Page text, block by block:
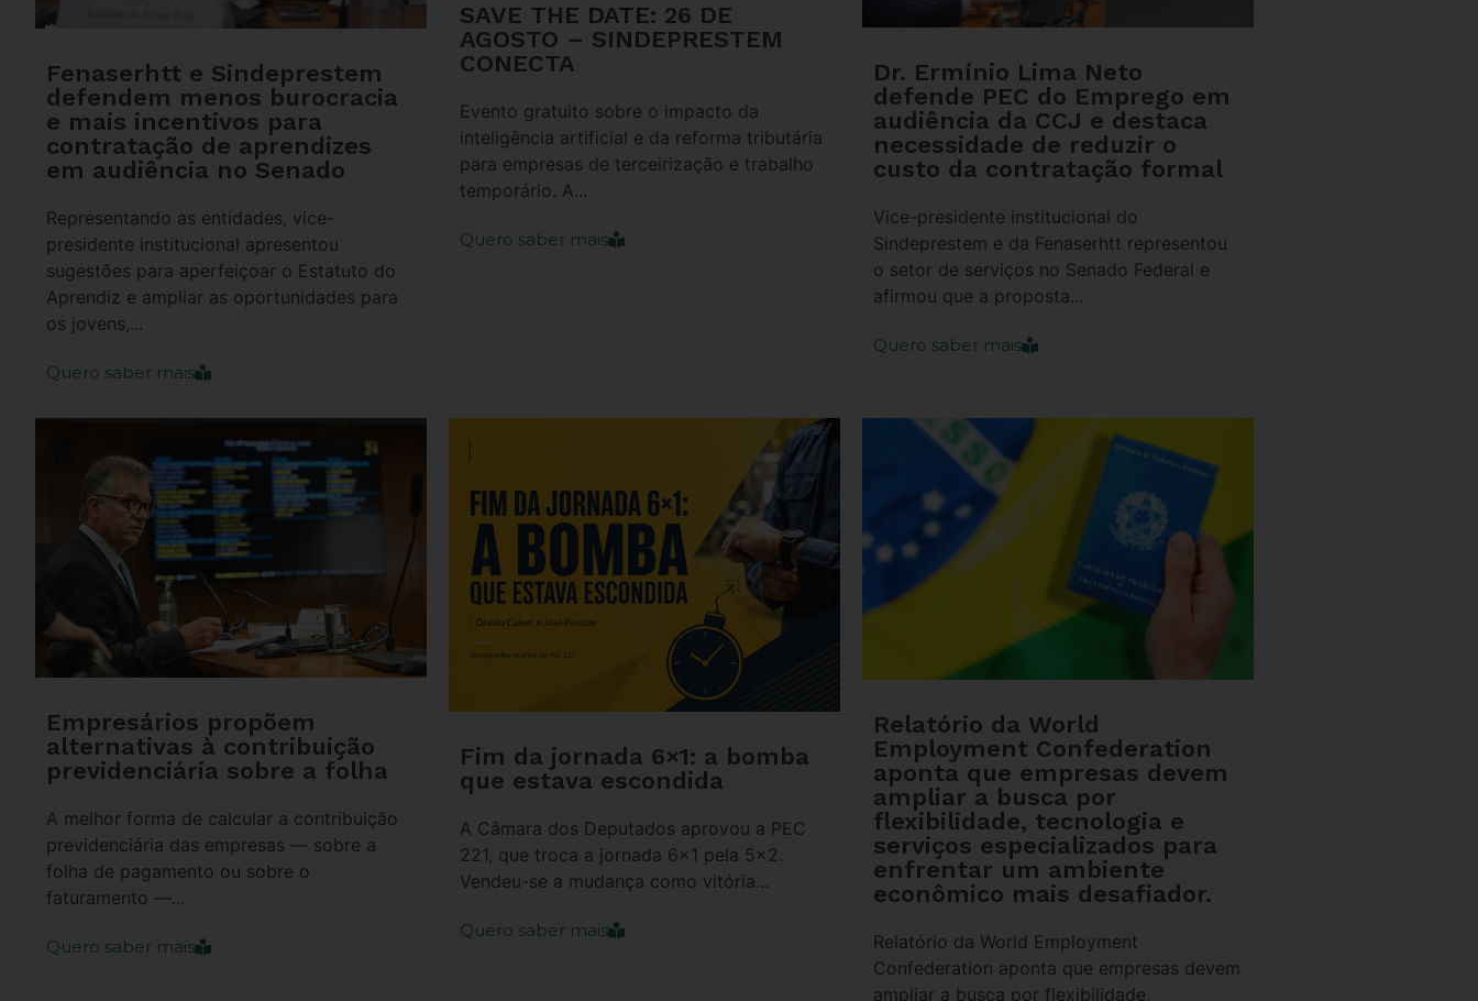
Fenaserhtt e Sindeprestem
defendem menos burocracia
e mais incentivos para
contratação de aprendizes
em audiência no Senado
Representando as entidades, vice-
presidente institucional apresentou
sugestões para aperfeiçoar o Estatuto do
Aprendiz e ampliar as oportunidades para
os jovens,...
Quero saber mais
SAVE THE DATE: 26 DE
AGOSTO – SINDEPRESTEM
CONECTA
Evento gratuito sobre o impacto da
inteligência artificial e da reforma tributária
para empresas de terceirização e trabalho
temporário. A...
Quero saber mais
Dr. Ermínio Lima Neto
defende PEC do Emprego em
audiência da CCJ e destaca
necessidade de reduzir o
custo da contratação formal
Vice-presidente institucional do
Sindeprestem e da Fenaserhtt representou
o setor de serviços no Senado Federal e
afirmou que a proposta...
Quero saber mais
Empresários propõem
alternativas à contribuição
previdenciária sobre a folha
A melhor forma de calcular a contribuição
previdenciária das empresas — sobre a
folha de pagamento ou sobre o
faturamento —...
Quero saber mais
Fim da jornada 6×1: a bomba
que estava escondida
A Câmara dos Deputados aprovou a PEC
221, que troca a jornada 6×1 pela 5×2.
Vendeu-se a mudança como vitória...
Quero saber mais
Relatório da World
Employment Confederation
aponta que empresas devem
ampliar a busca por
flexibilidade, tecnologia e
serviços especializados para
enfrentar um ambiente
econômico mais desafiador.
Relatório da World Employment
Confederation aponta que empresas devem
ampliar a busca por flexibilidade,